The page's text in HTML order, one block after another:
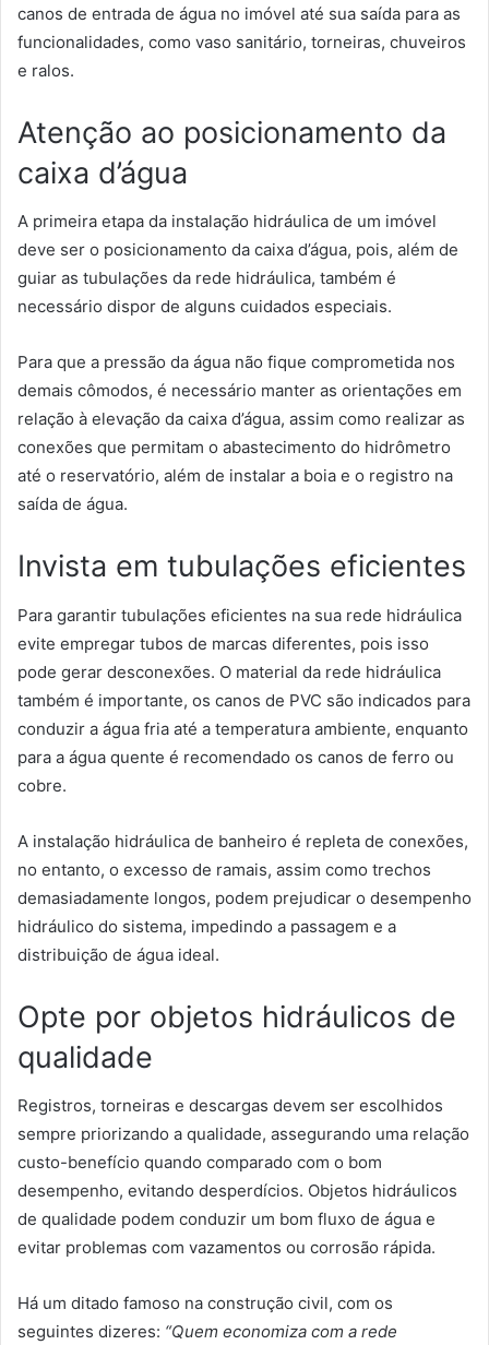
canos de entrada de água no imóvel até sua saída para as
funcionalidades, como vaso sanitário, torneiras, chuveiros
e ralos.
Atenção ao posicionamento da
caixa d’água
A primeira etapa da instalação hidráulica de um imóvel
deve ser o posicionamento da caixa d’água, pois, além de
guiar as tubulações da rede hidráulica, também é
necessário dispor de alguns cuidados especiais.
Para que a pressão da água não fique comprometida nos
demais cômodos, é necessário manter as orientações em
relação à elevação da caixa d’água, assim como realizar as
conexões que permitam o abastecimento do hidrômetro
até o reservatório, além de instalar a boia e o registro na
saída de água.
Invista em tubulações eficientes
Para garantir tubulações eficientes na sua rede hidráulica
evite empregar tubos de marcas diferentes, pois isso
pode gerar desconexões. O material da rede hidráulica
também é importante, os canos de PVC são indicados para
conduzir a água fria até a temperatura ambiente, enquanto
para a água quente é recomendado os canos de ferro ou
cobre.
A instalação hidráulica de banheiro é repleta de conexões,
no entanto, o excesso de ramais, assim como trechos
demasiadamente longos, podem prejudicar o desempenho
hidráulico do sistema, impedindo a passagem e a
distribuição de água ideal.
Opte por objetos hidráulicos de
qualidade
Registros, torneiras e descargas devem ser escolhidos
sempre priorizando a qualidade, assegurando uma relação
custo-benefício quando comparado com o bom
desempenho, evitando desperdícios. Objetos hidráulicos
de qualidade podem conduzir um bom fluxo de água e
evitar problemas com vazamentos ou corrosão rápida.
Há um ditado famoso na construção civil, com os
seguintes dizeres: “Quem economiza com a rede